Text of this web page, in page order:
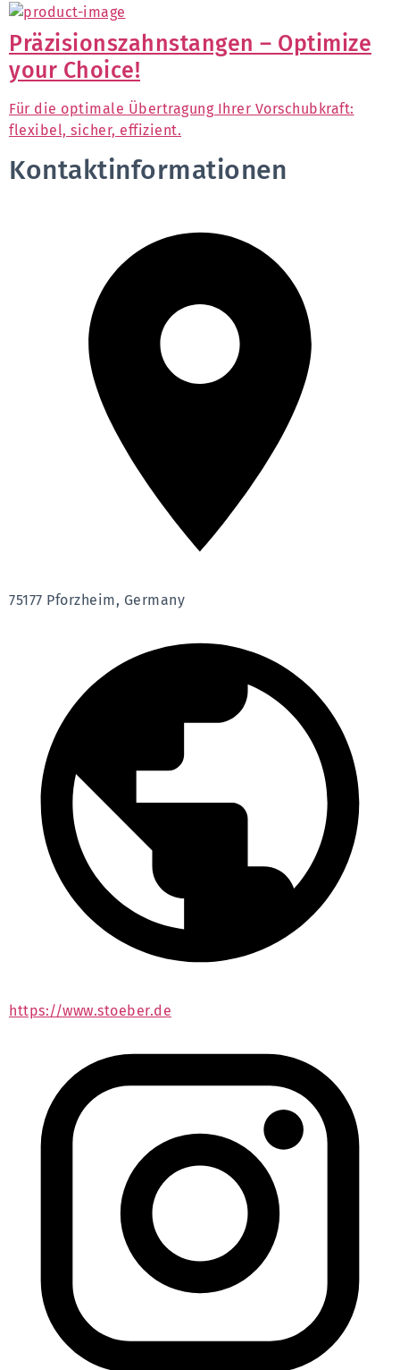
Präzisionszahnstangen – Optimize
your Choice!
Für die optimale Übertragung Ihrer Vorschubkraft:
flexibel, sicher, effizient.
Kontaktinformationen
75177 Pforzheim, Germany
https://www.stoeber.de